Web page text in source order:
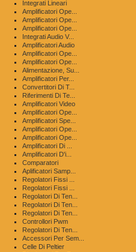
Integrati Lineari
Amplificatori Ope...
Amplificatori Ope...
Amplificatori Ope...
Integrati Audio V...
Amplificatori Audio
Amplificatori Ope...
Amplificatori Ope...
Alimentazione, Su...
Amplificatori Per...
Convertitori Di T...
Riferimenti Di Te...
Amplificatori Video
Amplificatori Ope...
Amplificatori Spe...
Amplificatori Ope...
Amplificatori Ope...
Amplificatori Di ...
Amplificatori D'i...
Comparatori
Aplificatori Samp...
Regolatori Fissi ...
Regolatori Fissi ...
Regolatori Di Ten...
Regolatori Di Ten...
Regolatori Di Ten...
Controllori Pwm
Regolatori Di Ten...
Accessori Per Sem...
Celle Di Peltier